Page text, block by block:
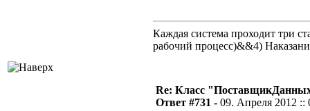
Каждая система проходит три
рабочий процесс)&&4)
Re: Класс
Ответ #731 - 09. Апреля 2012 ::